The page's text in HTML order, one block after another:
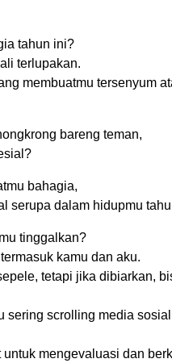
tahun ini?
terlupakan.
membuatmu tersenyum
bareng teman,
bahagia,
serupa dalam hidupmu
tinggalkan?
kamu dan aku.
tetapi jika dibiarkan,
sering scrolling media
mengevaluasi dan